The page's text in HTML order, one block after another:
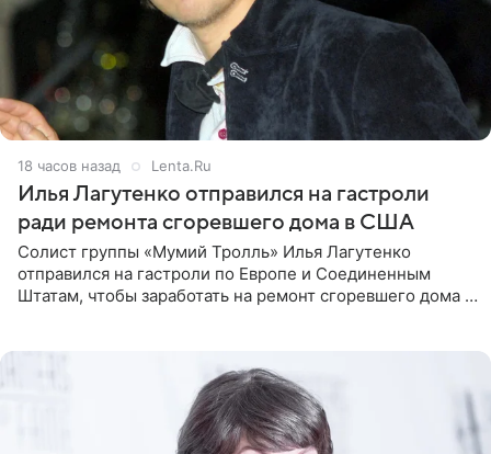
18 часов назад Lenta.Ru
Илья Лагутенко отправился на гастроли
ради ремонта сгоревшего дома в США
Солист группы «Мумий Тролль» Илья Лагутенко
отправился на гастроли по Европе и Соединенным
Штатам, чтобы заработать на ремонт сгоревшего дома в